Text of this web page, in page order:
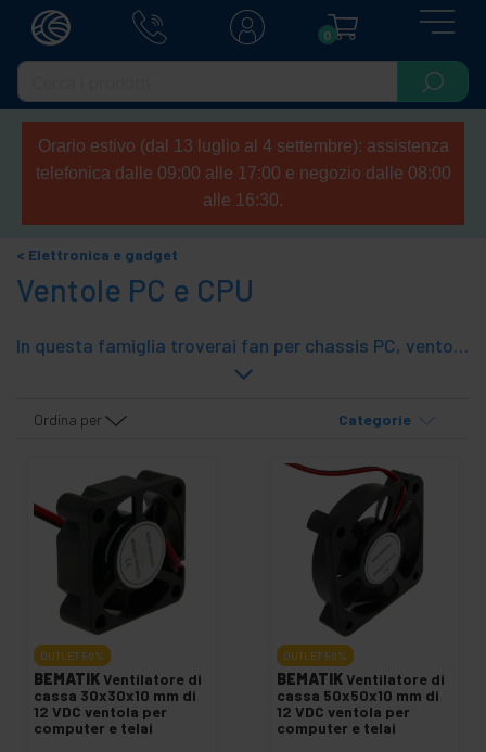
0
Orario estivo (dal 13 luglio al 4 settembre): assistenza
telefonica dalle 09:00 alle 17:00 e negozio dalle 08:00
alle 16:30.
Elettronica e gadget
Ventole PC e CPU
In questa famiglia troverai fan per chassis PC, ventola CPU, ventola 5,25 "e bay 3,5", ventola disco rigido, ventola di sistema, ventola slot di espansione, chip e ventola VGA, ventola per slot connettore, ventola per laptop, radiatore per RAM, ventola per console videogiochi, regolatore e allarme ventola, griglia per ventola, riduttore rumore causato dalventola, cavo per ventola, mescole termiche, ventole USB e vari accessori per ventola.
Ordina per Categorie
OUTLET 50%
BEMATIK Ventilatore di
cassa 30x30x10 mm di
12 VDC ventola per
computer e telai
OUTLET 50%
BEMATIK Ventilatore di
cassa 50x50x10 mm di
12 VDC ventola per
computer e telai